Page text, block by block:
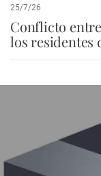
25/7/26
Conflicto
los residentes